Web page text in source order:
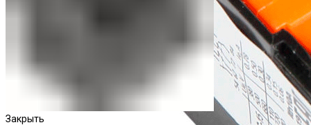
Закрыть